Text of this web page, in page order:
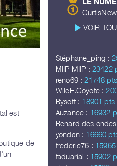
play_arrow VOIR
Stéphane_ping :
MIIP MIIP : 23422
reno69 : 21748 pts
WileE.Coyote :
Bysoft : 18901 pts
Auzance : 16932
Renard des
yondan : 16660
frederic76 :
taduarial : 15902
est
de